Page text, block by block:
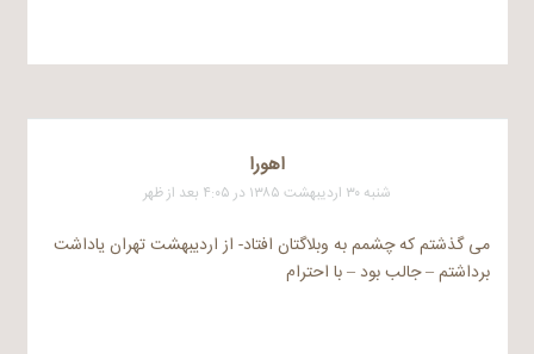
اهورا
شنبه ۳۰ اردیبهشت ۱۳۸۵ در ۴:۰۵ بعد از ظهر
می گذشتم که چشمم به وبلاگتان افتاد- از اردیبهشت تهران یاداشت
برداشتم – جالب بود – با احترام